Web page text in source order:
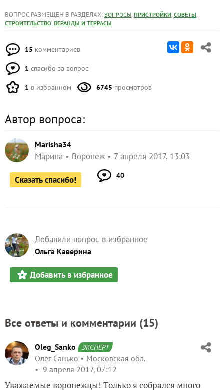
ВОПРОС РАЗМЕЩЕН В РАЗДЕЛАХ: ВОПРОСЫ, ПРИСТРОЙКИ, СОВЕТЫ,
СТРОИТЕЛЬСТВО, ВЕРАНДЫ И ТЕРРАСЫ
15 комментариев
1 спасибо за вопрос
1 в избранном 6745 просмотров
Автор вопроса:
Marisha34
Марина Воронеж 7 апреля 2017, 13:03
Сказать спасибо! 40
Добавили вопрос в избранное
Ольга Каверина
Добавить в избранное
Все ответы и комментарии (15)
Oleg_Sanko ЭКСПЕРТ
Олег Санько
Московская обл.
9 апреля 2017, 07:12
Уважаемые воронежцы! Только я собрался много